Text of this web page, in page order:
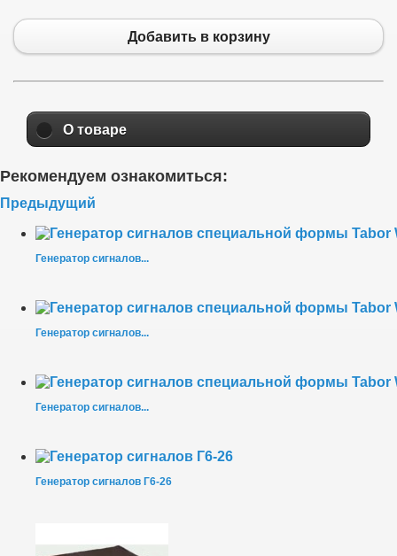
Добавить в корзину
О товаре
Рекомендуем ознакомиться:
Предыдущий
Генератор сигналов...
Генератор сигналов...
Генератор сигналов...
Генератор сигналов Г6-26